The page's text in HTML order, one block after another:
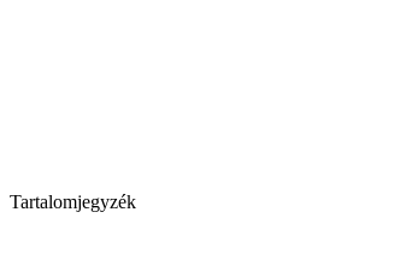
Tartalomjegyzék